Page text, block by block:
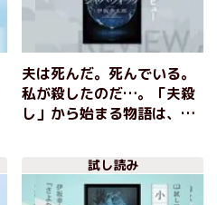
夫は死んだ。死んでいる。
私が殺したのだ…。「夫殺
し」から始まる物語は、と
リー！『さよならジャバウ
ォック』伊坂幸太郎
試し読み